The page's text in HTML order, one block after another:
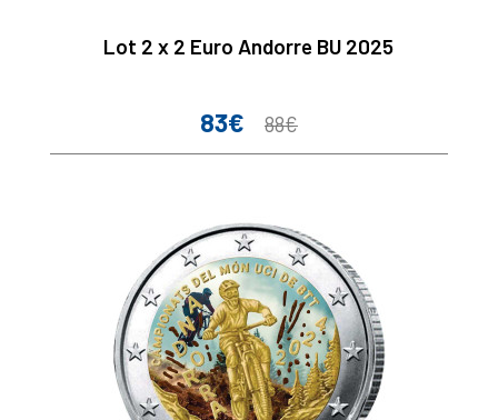
Lot 2 x 2 Euro Andorre BU 2025
Prix
83€
Prix
88€